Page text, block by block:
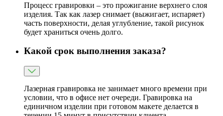
Процесс гравировки – это прожигание верхнего слоя
изделия. Так как лазер снимает (выжигает, испаряет)
часть поверхности, делая углубление, такой рисунок
будет храниться очень долго.
Какой срок выполнения заказа?
Лазерная гравировка не занимает много времени при
условии, что в офисе нет очереди. Гравировка на
единичном изделии при готовом макете делается в